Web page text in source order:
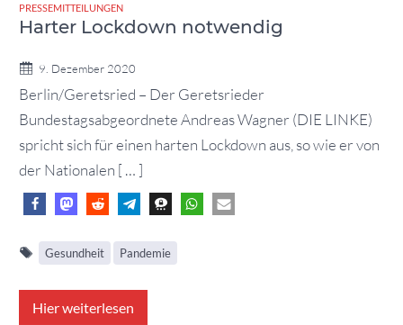
PRESSEMITTEILUNGEN
Harter Lockdown notwendig
9. Dezember 2020
Berlin/Geretsried – Der Geretsrieder
Bundestagsabgeordnete Andreas Wagner (DIE LINKE)
spricht sich für einen harten Lockdown aus, so wie er von
der Nationalen [ … ]
Gesundheit Pandemie
Hier weiterlesen